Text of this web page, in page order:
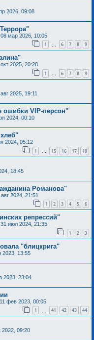
2026, 09:08
08 мар 2026, 10:05
1 6 7 8 9
2025, 20:28
1 … 6 7 8 9
2025, 19:11
ошибки VIP-персон"
2024, 00:10
2024, 05:12
1 … 15 16 17 18
18:45
Романова"
2024, 21:51
1 2 3 4 5 6
репрессий"
31 июл 2024, 21:35
1 2 3
"блицкрига"
2023, 13:55
2023, 23:04
11 фев 2023, 00:05
1 41 42 43 44
2022, 09:20